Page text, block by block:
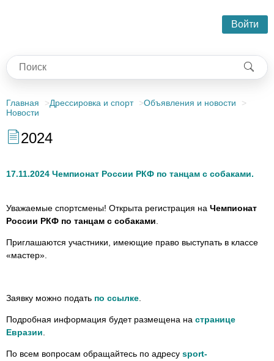
Войти
Главная Дрессировка и спорт
Объявления и новости
Новости
2024
17.11.2024 Чемпионат России РКФ по танцам с собаками.
Уважаемые спортсмены! Открыта регистрация на Чемпионат
России РКФ по танцам с собаками
Приглашаются участники, имеющие право выступать в классе
«мастер».
Заявку можно подать по ссылке
Подробная информация будет размещена на странице
Евразии
По всем вопросам обращайтесь по адресу sport-